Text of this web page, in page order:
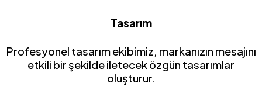
Tasarım
Profesyonel tasarım ekibimiz, markanızın mesajını
etkili bir şekilde iletecek özgün tasarımlar
oluşturur.